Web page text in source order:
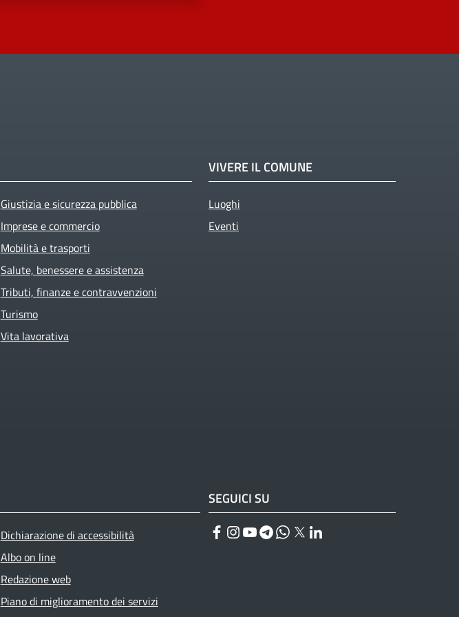
Giustizia e sicurezza pubblica
Imprese e commercio
Mobilità e trasporti
Salute, benessere e assistenza
Tributi, finanze e contravvenzioni
Turismo
Vita lavorativa
VIVERE IL COMUNE
Luoghi
Eventi
Dichiarazione di accessibilità
Albo on line
Redazione web
Piano di miglioramento dei servizi
SEGUICI SU
Facebook
Instagram
YouTube
Telegram
WhatsApp
Twitter